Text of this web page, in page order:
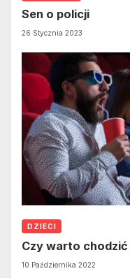
Sen o policji
26 Stycznia 2023
DZIECI
Czy warto chodzić
10 Października 2022